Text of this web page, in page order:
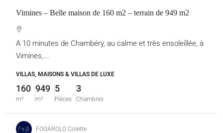
Vimines – Belle maison de 160 m2 – terrain de 949 m2
A 10 minutes de Chambéry, au calme et très ensoleillée, à
Vimines,...
VILLAS, MAISONS & VILLAS DE LUXE
160
m²
949
m²
5
Pièces
3
Chambres
FOGAROLO Colette